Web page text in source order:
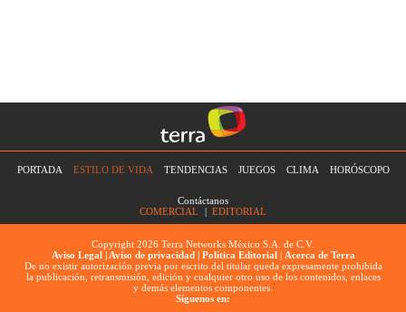
PORTADA ESTILO DE VIDA TENDENCIAS JUEGOS CLIMA HORÓSCOPO
Contáctanos
COMERCIAL
| EDITORIAL
Copyright 2026 Terra Networks México S.A. de C.V.
Aviso Legal | Aviso de privacidad | Política Editorial| Acerca de Terra
De no existir autorización previa por escrito del titular queda expresamente prohibida
la publicación, retransmisión, edición y cualquier otro uso de los contenidos, enlaces
y demás elementos componentes.
Síguenos en: